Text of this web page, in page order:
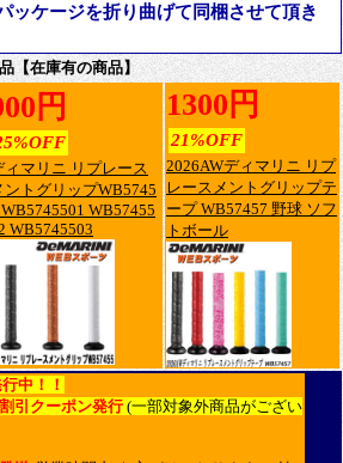
ッケージを折り曲げて同梱させて頂き
【在庫有の商品】
円
ィマリニ リプレース
ントグリップWB5745
WB57455
WB5745503
1300円
21%OFF
2026AWディマリニ リプ
レースメントグリップテ
ープ WB57457 野球 ソフ
トボール
中！！
引クーポン発行(一部対象外商品がござい